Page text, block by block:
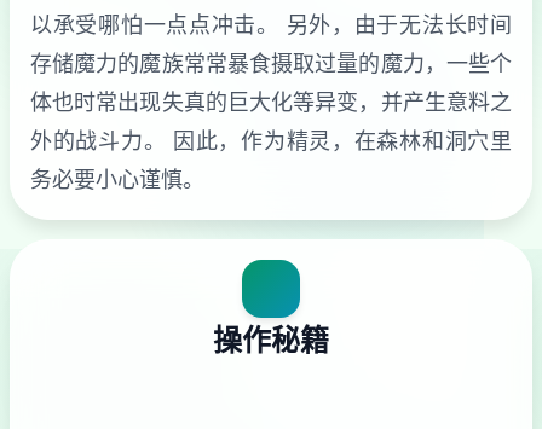
以承受哪怕一点点冲击。 另外，由于无法长时间
存储魔力的魔族常常暴食摄取过量的魔力，一些个
体也时常出现失真的巨大化等异变，并产生意料之
外的战斗力。 因此，作为精灵，在森林和洞穴里
务必要小心谨慎。
操作秘籍